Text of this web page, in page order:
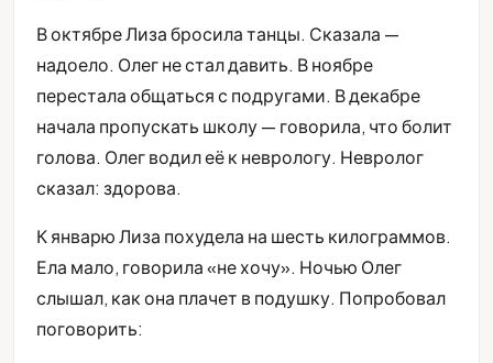
В октябре Лиза бросила танцы. Сказала —
надоело. Олег не стал давить. В ноябре
перестала общаться с подругами. В декабре
начала пропускать школу — говорила, что болит
голова. Олег водил её к неврологу. Невролог
сказал: здорова.
К январю Лиза похудела на шесть килограммов.
Ела мало, говорила «не хочу». Ночью Олег
слышал, как она плачет в подушку. Попробовал
поговорить: